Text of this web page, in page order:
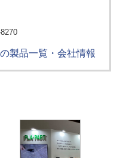
製品一覧・会社情報